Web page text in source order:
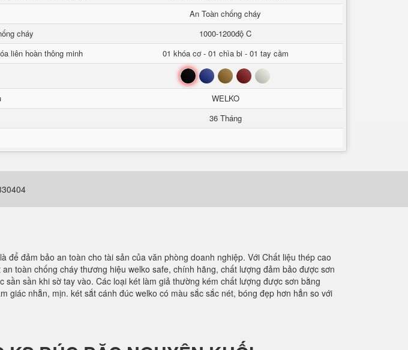
An Toàn chống cháy
cháy
1000-1200độ C
liên hoàn thông minh
01 khóa cơ - 01 chìa bi - 01 tay cầm
Đen Xanh Nâu Đỏ Trắng
WELKO
36 Tháng
để đảm bảo an toàn cho tài sản của văn phòng doanh nghiệp. Với Chất liệu thép cao
toàn chống cháy thương hiệu welko safe, chính hãng, chất lượng đảm bảo được sơn
sần khi sờ tay vào. Các loại két làm giả thường kém chất lượng được sơn bằng
nhẵn, mịn. két sắt cánh đúc welko có màu sắc sắc nét, bóng đẹp hơn hẳn so với